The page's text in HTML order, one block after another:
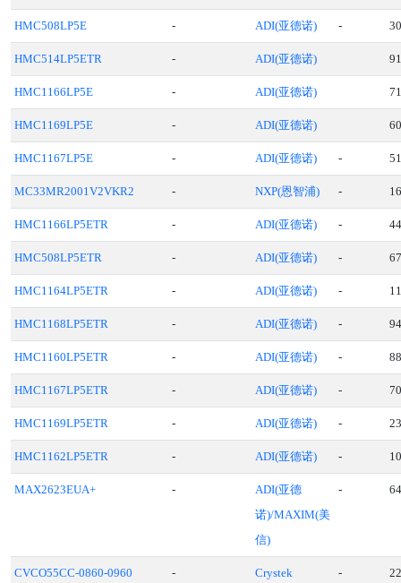
HMC508LP5E - ADI(亚德诺) -
HMC514LP5ETR - ADI(亚德诺)
HMC1166LP5E - ADI(亚德诺)
HMC1169LP5E - ADI(亚德诺)
HMC1167LP5E - ADI(亚德诺) -
MC33MR2001V2VKR2 - NXP(恩智浦) -
HMC1166LP5ETR - ADI(亚德诺) -
HMC508LP5ETR - ADI(亚德诺) -
HMC1164LP5ETR - ADI(亚德诺) -
HMC1168LP5ETR - ADI(亚德诺) -
HMC1160LP5ETR - ADI(亚德诺) - 88
HMC1167LP5ETR - ADI(亚德诺) -
HMC1169LP5ETR - ADI(亚德诺) -
HMC1162LP5ETR - ADI(亚德诺) -
MAX2623EUA+ -
ADI(亚德
诺)/MAXIM(美
信)
-
CVCO55CC-0860-0960 - Crystek -